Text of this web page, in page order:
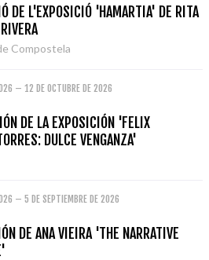
DE L'EXPOSICIÓ 'HAMARTIA' DE RITA
Compostela
– 12 DE OCTUBRE DE 2026
DE LA EXPOSICIÓN 'FELIX
DULCE VENGANZA'
– 5 DE SEPTIEMBRE DE 2026
DE ANA VIEIRA 'THE NARRATIVE